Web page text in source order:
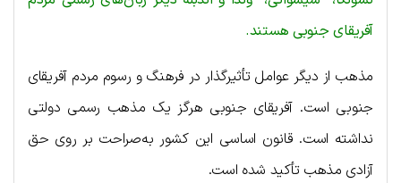
آفریقای جنوبی هستند.
مذهب از دیگر عوامل تأثیرگذار در فرهنگ و رسوم مردم آفریقای
جنوبی است. آفریقای جنوبی هرگز یک مذهب رسمی دولتی
نداشته است. قانون اساسی این کشور به‌صراحت بر روی حق
آزادی مذهب تأکید شده است.